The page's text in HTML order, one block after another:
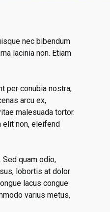
nec bibendum
lacinia non. Etiam
per conubia nostra,
arcu ex,
malesuada tortor.
elit non, eleifend
quam odio,
lobortis at dolor
lacus congue
varius metus,